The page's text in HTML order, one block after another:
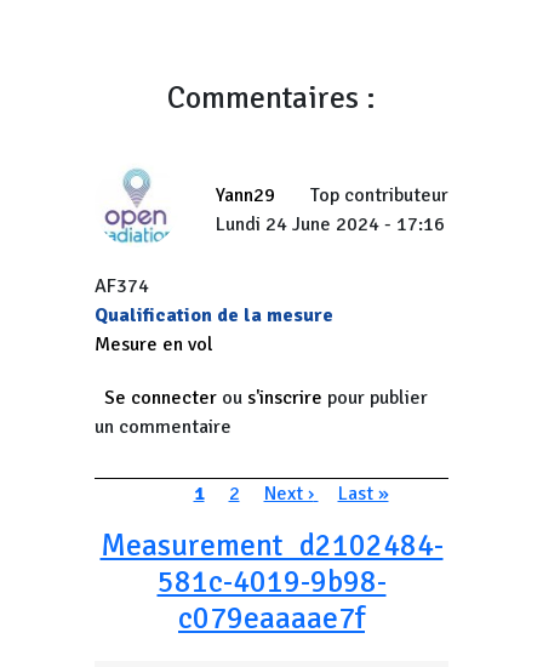
Commentaires :
Yann29
Top contributeur
Lundi 24 June 2024 - 17:16
AF374
Qualification de la mesure
Mesure en vol
Se connecter ou s'inscrire pour publier
un commentaire
PaginationPage courante
1 Page
2 Page suivante
Next › Dernière page
Last »
Measurement_d2102484-
581c-4019-9b98-
c079eaaaae7f